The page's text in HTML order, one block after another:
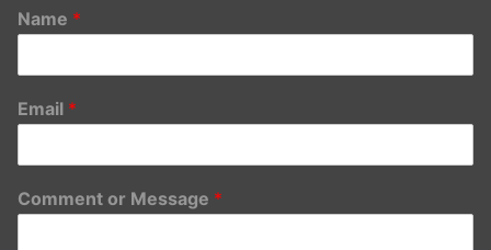
Name *
Email *
Comment or Message *